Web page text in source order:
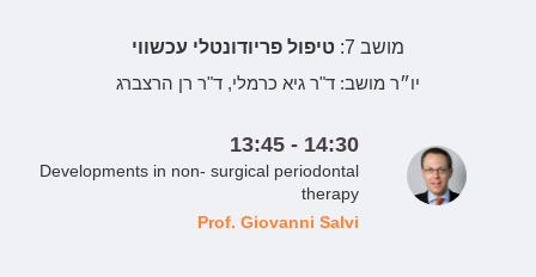
מושב 7:
טיפול פריודונטלי עכשווי
יו״ר מושב: ד"ר גיא כרמלי, ד"ר רן הרצברג
13:45 - 14:30
Developments in non- surgical periodontal
therapy
Prof. Giovanni Salvi